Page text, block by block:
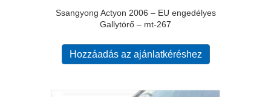
Ssangyong Actyon 2006 – EU engedélyes
Gallytörő – mt-267
Hozzáadás az ajánlatkéréshez